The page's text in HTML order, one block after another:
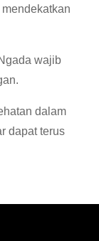
wajib
dalam
dapat terus